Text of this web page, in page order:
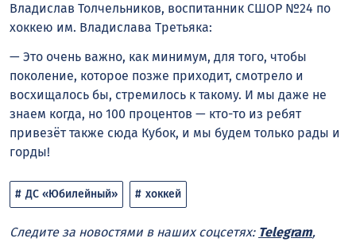
Владислав Толчельников, воспитанник СШОР №24 по
хоккею им. Владислава Третьяка:
— Это очень важно, как минимум, для того, чтобы
поколение, которое позже приходит, смотрело и
восхищалось бы, стремилось к такому. И мы даже не
знаем когда, но 100 процентов — кто-то из ребят
привезёт также сюда Кубок, и мы будем только рады и
горды!
ДС «Юбилейный» хоккей
Следите за новостями в наших соцсетях: Telegram,